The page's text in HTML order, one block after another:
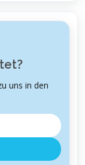
uns in den